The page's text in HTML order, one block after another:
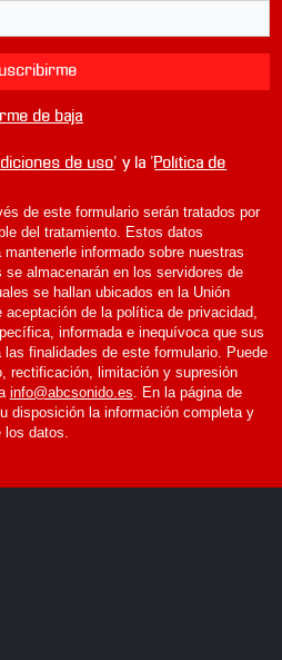
de baja
de uso' y la 'Política de
de este formulario serán tratados por
del tratamiento. Estos datos
informado sobre nuestras
almacenarán en los servidores de
se hallan ubicados en la Unión
aceptación de la política de privacidad,
informada e inequívoca que sus
finalidades de este formulario. Puede
rectificación, limitación y supresión
info@abcsonido.es. En la página de
disposición la información completa y
los datos.